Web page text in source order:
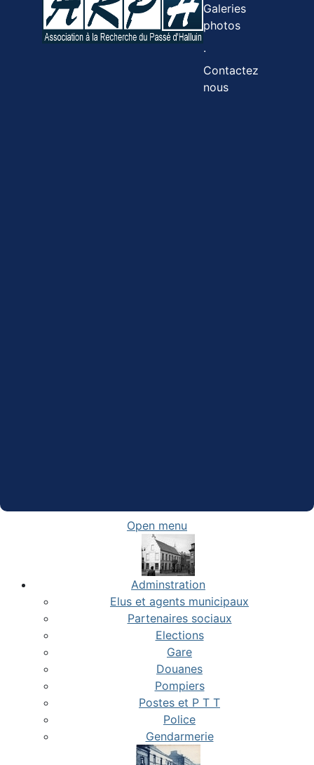
Galeries
photos
.
Contactez
nous
Open menu
Adminstration
Elus et agents municipaux
Partenaires sociaux
Elections
Gare
Douanes
Pompiers
Postes et P T T
Police
Gendarmerie